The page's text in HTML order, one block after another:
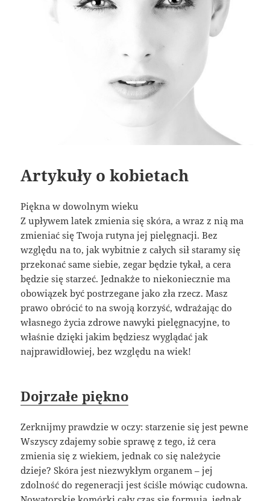
Artykuły o kobietach
Piękna w dowolnym wieku
Z upływem latek zmienia się skóra, a wraz z nią ma
zmieniać się Twoja rutyna jej pielęgnacji. Bez
względu na to, jak wybitnie z całych sił staramy się
przekonać same siebie, zegar będzie tykał, a cera
będzie się starzeć. Jednakże to niekoniecznie ma
obowiązek być postrzegane jako zła rzecz. Masz
prawo obrócić to na swoją korzyść, wdrażając do
własnego życia zdrowe nawyki pielęgnacyjne, to
właśnie dzięki jakim będziesz wyglądać jak
najprawidłowiej, bez względu na wiek!
Dojrzałe piękno
Zerknijmy prawdzie w oczy: starzenie się jest pewne
Wszyscy zdajemy sobie sprawę z tego, iż cera
zmienia się z wiekiem, jednak co się należycie
dzieje? Skóra jest niezwykłym organem – jej
zdolność do regeneracji jest ściśle mówiąc cudowna.